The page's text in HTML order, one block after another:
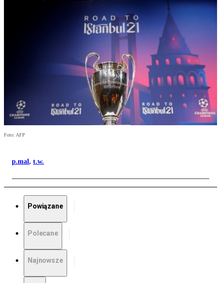
Foto: AFP
p.mal, t.w.
Powiązane
Polecane
Najnowsze